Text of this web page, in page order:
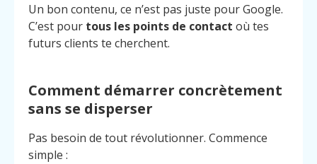
Un bon contenu, ce n’est pas juste pour Google.
C’est pour tous les points de contact où tes
futurs clients te cherchent.
Comment démarrer concrètement
sans se disperser
Pas besoin de tout révolutionner. Commence
simple :